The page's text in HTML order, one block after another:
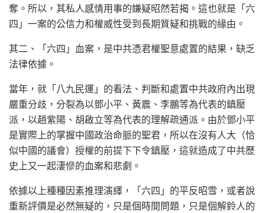
奪。所以，其私人感情用事的嫌疑昭然若揭。這也就是「六
四」一案的公信力和權威性受到長期質疑和挑戰的緣由。
其二、「六四」血案，是中共憑君權聖意處置的結果，缺乏
法律依據。
當年，就「八九民運」的看法、判斷和處置中共政府內出現
嚴重分歧，分裂為以鄧小平、黃震、李鵬等為代表的鎮壓
派，以趙紫陽、胡啟立等為代表的理解疏通派。由於鄧小平
是實際上的掌握中國政治命脈的聖君，所以在沒有人大（恰
似中國的議會）授權的前提下下令鎮壓，這就造成了中共歷
史上又一起淒慘的血案和悲劇。
依據以上種種因素推理演繹，「六四」的平反昭雪，或者說
重新評價是必然無疑的，只是個時間問題，只是個解鈴人的